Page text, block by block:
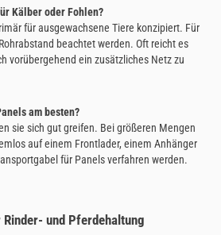
Kälber oder Fohlen?
für ausgewachsene Tiere konzipiert. Für
beachtet werden. Oft reicht es
vorübergehend ein zusätzliches Netz zu
am besten?
sie sich gut greifen. Bei größeren Mengen
auf einem Frontlader, einem Anhänger
für Panels verfahren werden.
und Pferdehaltung